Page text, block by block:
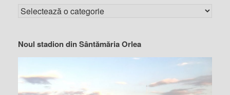
Noul stadion din Sântămăria Orlea